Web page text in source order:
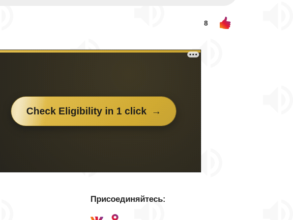
8
Присоединяйтесь: